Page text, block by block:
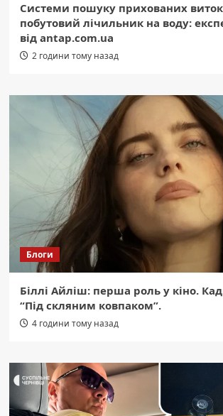
Системи пошуку прихованих
побутовий лічильник на воду:
від antap.com.ua
2 години тому назад
Блоги
Біллі Айліш: перша роль у кіно.
“Під скляним ковпаком”.
4 години тому назад